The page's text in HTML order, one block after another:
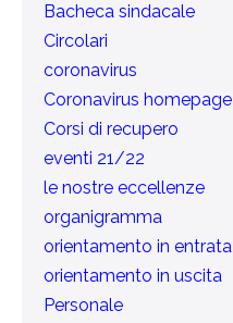
Bacheca sindacale
Circolari
coronavirus
Coronavirus homepage
Corsi di recupero
eventi 21/22
le nostre eccellenze
organigramma
orientamento in entrata
orientamento in uscita
Personale